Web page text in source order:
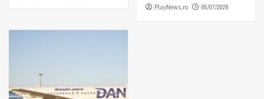
PlayNews.ro 05/07/2026